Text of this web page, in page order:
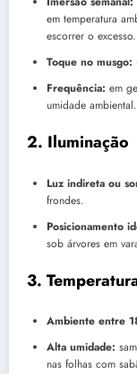
em temperatura
escorrer o excesso.
Toque no musgo:
Frequência: em
umidade ambiental.
2. Iluminação
Luz indireta ou
frondes.
Posicionamento
sob árvores em
3.
Ambiente entre
Alta umidade:
nas folhas com